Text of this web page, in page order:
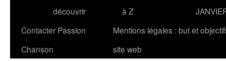
découvrir
à Z
Contacter Passion
Chanson
Mentions légales : but et
site web